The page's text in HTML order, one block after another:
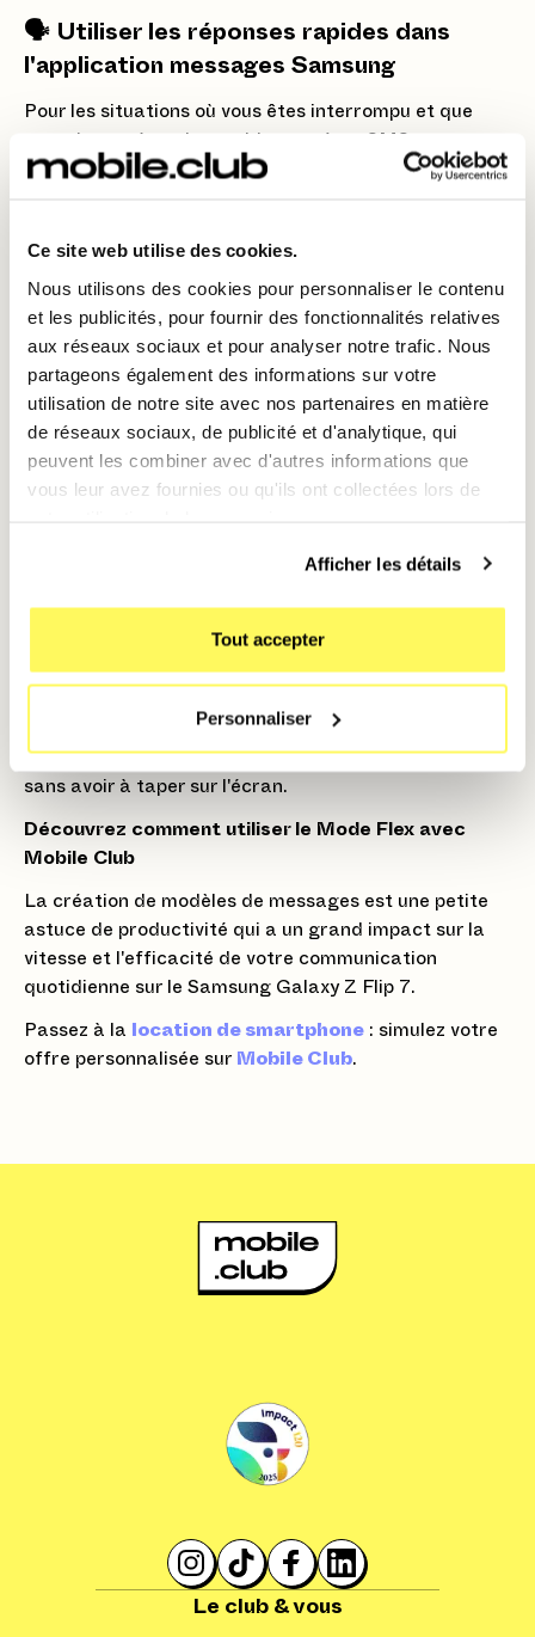
Ce site web utilise des cookies.
Nous utilisons des cookies pour personnaliser le contenu
et les publicités, pour fournir des fonctionnalités relatives
aux réseaux sociaux et pour analyser notre trafic. Nous
partageons également des informations sur votre
utilisation de notre site avec nos partenaires en matière
de réseaux sociaux, de publicité et d'analytique, qui
peuvent les combiner avec d'autres informations que
vous leur avez fournies ou qu'ils ont collectées lors de
Afficher les détails
Tout accepter
Personnaliser
🗣️ Utiliser les réponses rapides dans
l'application messages Samsung
Pour les situations où vous êtes interrompu et que
vous devez répondre rapidement à un SMS :
1 - Ouvrez l'application Messages :
2 - Paramètres :Accédez aux
l'application Messages (trois points ou trois barres en
haut).
3 - Phrases rapides :Cherchez l'option"Phrases
rapides"(ou "Réponses automatiques").
4 - Modification :Vous pouvez ajouter, supprimer ou
modifier les phrases qui y sont stockées. Celles-ci
sont souvent destinées à être utilisées lorsque vous
⭐️ Astuce : Utiliser le clavier en Mode Flex
Lorsque votre Z Flip 7 est à moitié plié, utilisez l'écran
le clavier). Les modèles rapides peuvent ensuite être
utilisés pour insérer les salutations ou les signatures
sans avoir à taper sur l'écran.
Découvrez comment utiliser le Mode Flex avec
Mobile Club
La création de modèles de messages est une petite
astuce de productivité qui a un grand impact sur la
vitesse et l'efficacité de votre communication
quotidienne sur le Samsung Galaxy Z Flip 7.
Passez à la location de smartphone : simulez votre
offre personnalisée sur Mobile Club.
Le club & vous